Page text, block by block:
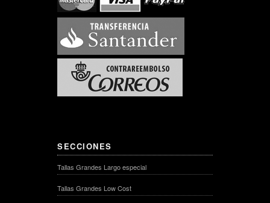
SECCIONES
Tallas Grandes Largo especial
Tallas Grandes Low Cost